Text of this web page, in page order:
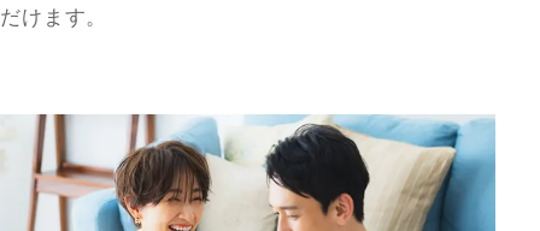
だけます。